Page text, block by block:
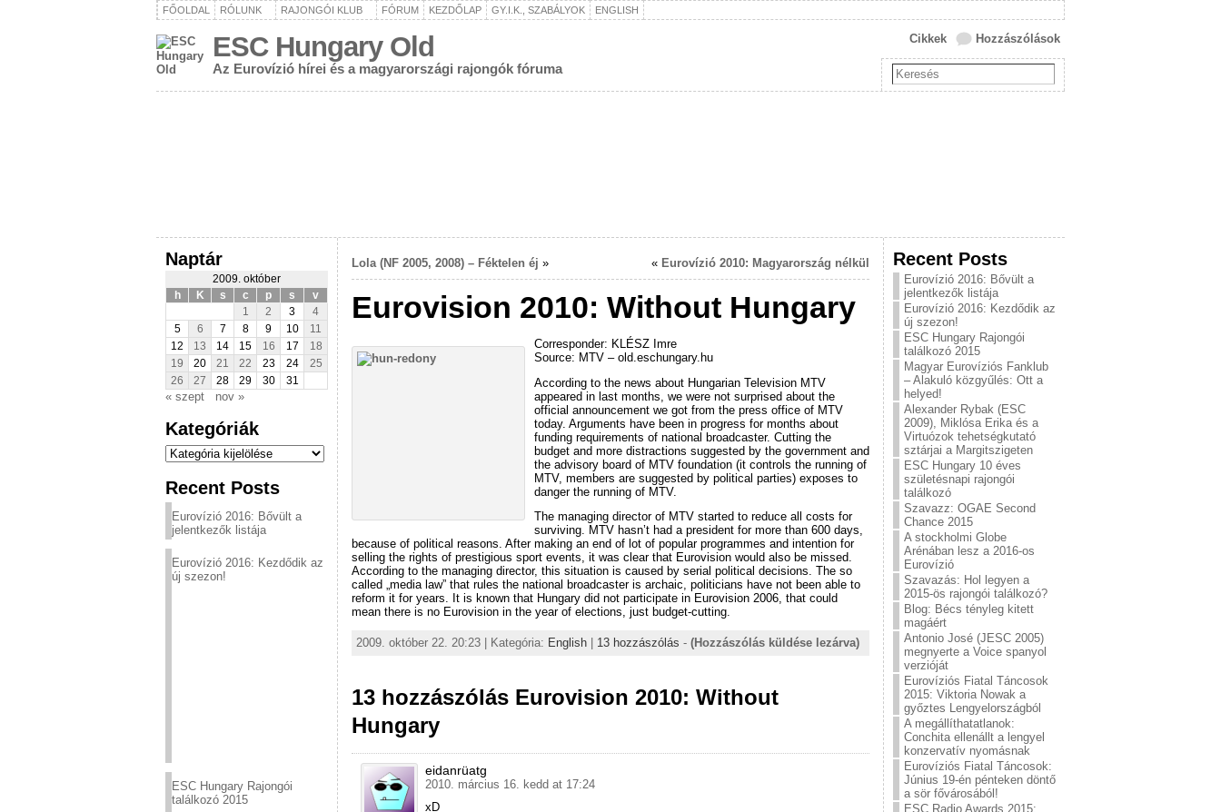
FŐOLDAL RÓLUNK RAJONGÓI KLUB FÓRUM KEZDŐLAP GY.I.K., SZABÁLYOK ENGLISH
ESC Hungary Old
Az Eurovízió hírei és a magyarországi rajongók fóruma
Hozzászólások
Cikkek
Naptár
2009. október
h
K s c p s
v
1
2 3
4
5
6 7 8 9 10
11
12
13 14 15 16 17
18
19
20 21 22 23 24
25
26
27 28 29 30 31
« szept nov »
Kategóriák
Kategóriák
Recent Posts
Eurovízió 2016: Bővült a
jelentkezők listája
Eurovízió 2016: Kezdődik az
új szezon!
ESC Hungary Rajongói
találkozó 2015
Lola (NF 2005, 2008) – Féktelen éj » « Eurovízió 2010: Magyarország nélkül
Eurovision 2010: Without Hungary
Corresponder: KLÉSZ Imre
Source: MTV – old.eschungary.hu
According to the news about Hungarian Television MTV
appeared in last months, we were not surprised about the
official announcement we got from the press office of MTV
today. Arguments have been in progress for months about
funding requirements of national broadcaster. Cutting the
budget and more distractions suggested by the government and
the advisory board of MTV foundation (it controls the running of
MTV, members are suggested by political parties) exposes to
danger the running of MTV.
The managing director of MTV started to reduce all costs for
surviving. MTV hasn’t had a president for more than 600 days,
because of political reasons. After making an end of lot of popular programmes and intention for
selling the rights of prestigious sport events, it was clear that Eurovision would also be missed.
According to the managing director, this situation is caused by serial political decisions. The so
called „media law” that rules the national broadcaster is archaic, politicians have not been able to
reform it for years. It is known that Hungary did not participate in Eurovision 2006, that could
mean there is no Eurovision in the year of elections, just budget-cutting.
2009. október 22. 20:23 | Kategória: English 13 hozzászólás - (Hozzászólás küldése lezárva)
13 hozzászólás Eurovision 2010: Without
Hungary
eidanrüatg
2010. március 16. kedd at 17:24
xD
Recent Posts
Eurovízió 2016: Bővült a
jelentkezők listája
Eurovízió 2016: Kezdődik az
új szezon!
ESC Hungary Rajongói
találkozó 2015
Magyar Eurovíziós Fanklub
– Alakuló közgyűlés: Ott a
helyed!
Alexander Rybak (ESC
2009), Miklósa Erika és a
Virtuózok tehetségkutató
sztárjai a Margitszigeten
ESC Hungary 10 éves
születésnapi rajongói
találkozó
Szavazz: OGAE Second
Chance 2015
A stockholmi Globe
Arénában lesz a 2016-os
Eurovízió
Szavazás: Hol legyen a
2015-ös rajongói találkozó?
Blog: Bécs tényleg kitett
magáért
Antonio José (JESC 2005)
megnyerte a Voice spanyol
verzióját
Eurovíziós Fiatal Táncosok
2015: Viktoria Nowak a
győztes Lengyelországból
A megállíthatatlanok:
Conchita ellenállt a lengyel
konzervatív nyomásnak
Eurovíziós Fiatal Táncosok:
Június 19-én pénteken döntő
a sör fővárosából!
ESC Radio Awards 2015: